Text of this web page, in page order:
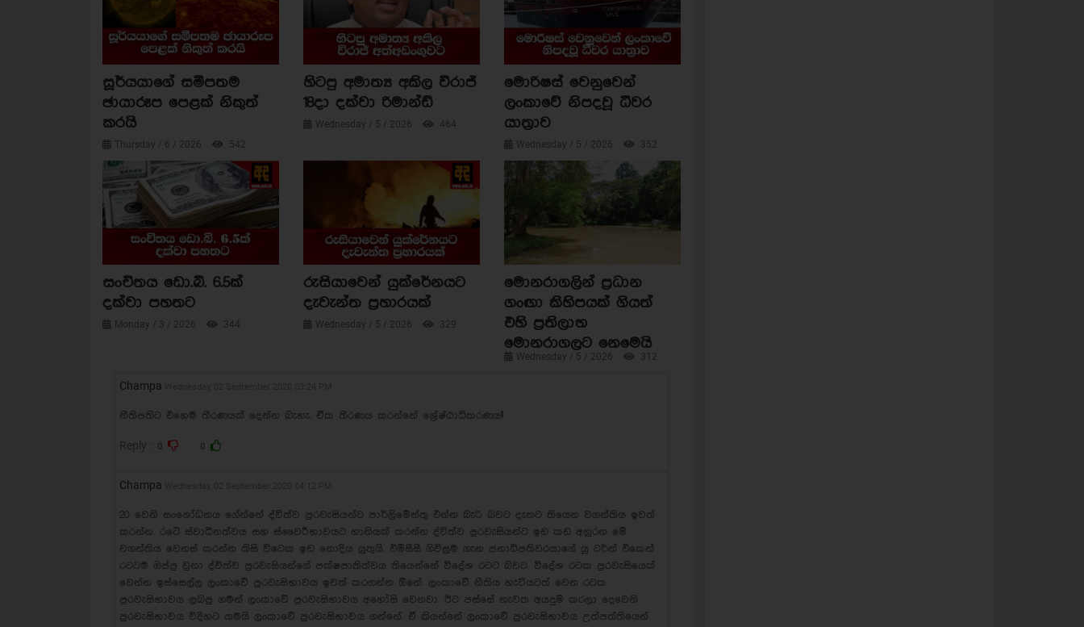
සූර්යයාගේ සමීපතම
ඡායාරූප පෙළක් නිකුත්
කරයි
Thursday / 6 / 2026 542
හිටපු අමාත්‍ය අකිල විරාජ්
18දා දක්වා රිමාන්ඩ්
Wednesday / 5 / 2026 464
මොරිෂස් වෙනුවෙන්
ලංකාවේ නිපදවූ ධීවර
යාත්‍රාව
Wednesday / 5 / 2026 352
සංචිතය ඩො.බි. 6.5ක්
දක්වා පහතට
Monday / 3 / 2026 344
රුසියාවෙන් යුක්රේනයට
දැවැන්ත ප්‍රහාරයක්
Wednesday / 5 / 2026 329
මොනරාගලින් ප්‍රධාන
ගංඟා කිහිපයක් ගියත්
එහි ප්‍රතිලාභ
මොනරාගලට නෙමෙයි
Wednesday / 5 / 2026 312
Champa
නීතිපතිට එහෙම තීරණයක් දෙන්න බැහැ. ඒක තීරණය කරන්නේ ශ්‍රේෂ්ඨාධිකරණය!!!
Reply : 0 0
Champa
20 වෙනි සංශෝධනය ගේන්නේ ද්විත්ව පුරවැසියන්ට පාර්ලිමේන්තු එන්න බැරි බවට දැනට තියෙන වගන්තිය ඉවත්
කරන්න. රටේ ස්වාධීනත්වය සහ ස්වෛරීභාවයට හානියක් කරන්න ද්විත්ව පුරවැසියන්ට ඉඩ කඩ අහුරන මේ
වගන්තිය වෙනස් කරන්න කිසි විටෙක ඉඩ නොදිය යුතුයි. එම්සීසී ගිවිසුම ගැන ජනාධිපතිවරයාගේ යූ ටර්න් එකෙන්
රටටම ඔප්පු වුනා ද්විත්ව පුරවැසියන්ගේ පක්ෂපාතිත්වය තියෙන්නේ විදේශ රටට බවට. විදේශ රටක පුරවැසියෙක්
වෙන්න ඉස්සෙල්ල ලංකාවේ පුරවැසිභාවය ඉවත් කරගන්න ඕනේ. ලංකාවේ නීතිය හැටියටත් වෙන රටක
පුරවැසිභාවය ලබපු ගමන් ලංකාවේ පුරවැසිභාවය අහෝසි වෙනවා. ඊට පස්සේ නැවත අයදුම් කරලා දෙවෙනි
පුරවැසිභාවය විදිහට තමයි ලංකාවේ පුරවැසිභාවය ගන්නේ. ඒ කියන්නේ ලංකාවේ පුරවැසිභාවය උත්පත්තියෙන්